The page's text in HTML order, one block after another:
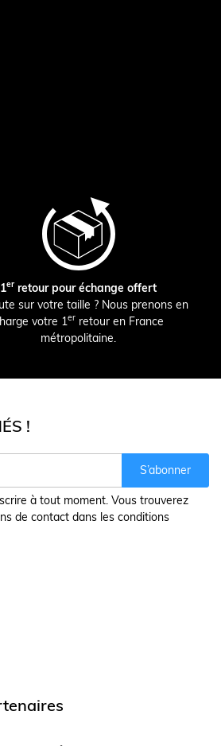
1er retour pour échange offert
sur votre taille ? Nous prenons en
votre 1erretour en France
métropolitaine.
!
S’abonner
à tout moment. Vous trouverez
de contact dans les conditions